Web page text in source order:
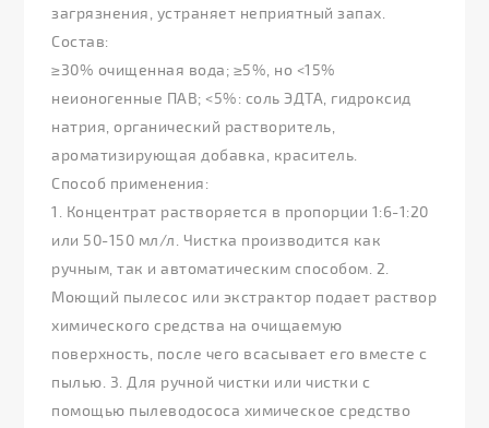
загрязнения, устраняет неприятный запах.
Состав:
≥30% очищенная вода; ≥5%, но <15%
неионогенные ПАВ; <5%: соль ЭДТА, гидроксид
натрия, органический растворитель,
ароматизирующая добавка, краситель.
Способ применения:
1. Концентрат растворяется в пропорции 1:6-1:20
или 50-150 мл/л. Чистка производится как
ручным, так и автоматическим способом. 2.
Моющий пылесос или экстрактор подает раствор
химического средства на очищаемую
поверхность, после чего всасывает его вместе с
пылью. 3. Для ручной чистки или чистки с
помощью пылеводососа химическое средство